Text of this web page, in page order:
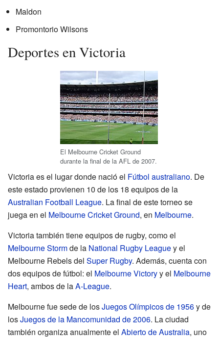
Maldon
Promontorio Wilsons
Deportes en Victoria
El Melbourne Cricket Ground
durante la final de la AFL de 2007.
Victoria es el lugar donde nació el Fútbol australiano. De
este estado provienen 10 de los 18 equipos de la
Australian Football League. La final de este torneo se
juega en el Melbourne Cricket Ground, en Melbourne.
Victoria también tiene equipos de rugby, como el
Melbourne Stormde la National Rugby Leaguey el
Melbourne Rebels del Super Rugby. Además, cuenta con
dos equipos de fútbol: el Melbourne Victoryy el Melbourne
Heart, ambos de laA-League.
Melbourne fue sede de losJuegos Olímpicos de 1956y de
losJuegos de la Mancomunidad de 2006. La ciudad
también organiza anualmente el Abierto de Australia, uno